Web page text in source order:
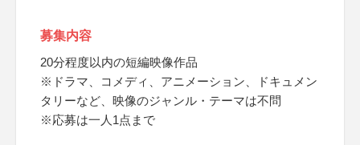
募集内容
20分程度以内の短編映像作品
※ドラマ、コメディ、アニメーション、ドキュメン
タリーなど、映像のジャンル・テーマは不問
※応募は一人1点まで